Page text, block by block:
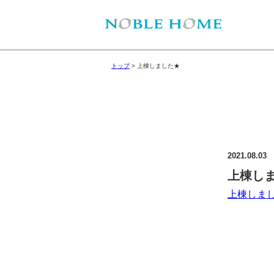
トップ> 上棟しました★
2021.08.03
上棟し
上棟しま